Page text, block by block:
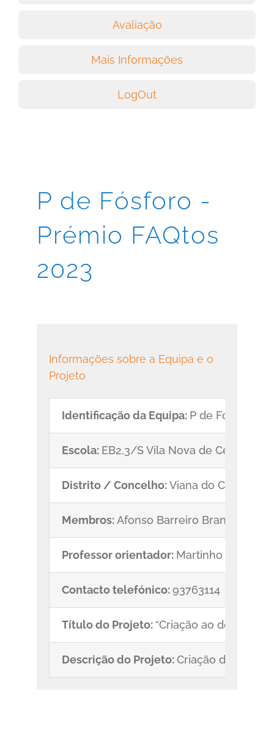
P de Fósforo -
Prémio FAQtos
2023
Informações sobre a Equipa e o
Projeto
Identificação da Equipa: P de Fósforo
Escola: EB2,3/S Vila Nova de Cerveira
Distrito / Concelho:Viana do Castelo/
Membros:Afonso Barreiro Brandão,
Professor orientador: Martinho
Contacto telefónico:93763114
Título do Projeto: “Criação ao de um
Descrição do Projeto:Criação de um
Avaliação
Mais Informações
LogOut